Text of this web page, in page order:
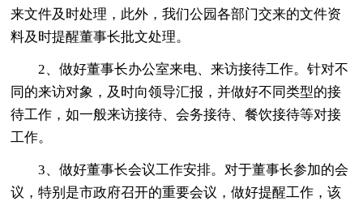
来文件及时处理，此外，我们公园各部门交来的文件资
料及时提醒董事长批文处理。
2、做好董事长办公室来电、来访接待工作。针对不
同的来访对象，及时向领导汇报，并做好不同类型的接
待工作，如一般来访接待、会务接待、餐饮接待等对接
工作。
3、做好董事长会议工作安排。对于董事长参加的会
议，特别是市政府召开的重要会议，做好提醒工作，该